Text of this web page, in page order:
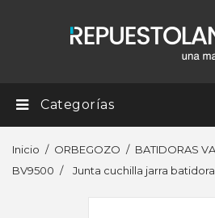
Categorías
Inicio ORBEGOZO
BATIDORAS
BV9500
Junta cuchilla jarra